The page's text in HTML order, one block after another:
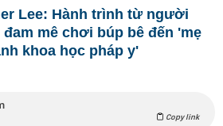
Lee: Hành trình từ người
mê chơi búp bê đến 'mẹ
khoa học pháp y'
Copy link